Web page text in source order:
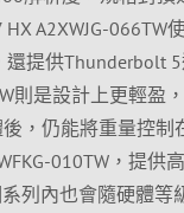
A2XWJG-066TW
還提供
則是設計上更輕盈
，仍能將重量控
010TW，提供
列內也會隨硬體等